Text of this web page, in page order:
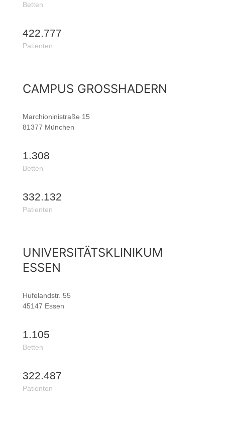
Betten
422.777
Patienten
CAMPUS GROSSHADERN
Marchioninistraße 15
81377 München
1.308
Betten
332.132
Patienten
UNIVERSITÄTSKLINIKUM
ESSEN
Hufelandstr. 55
45147 Essen
1.105
Betten
322.487
Patienten